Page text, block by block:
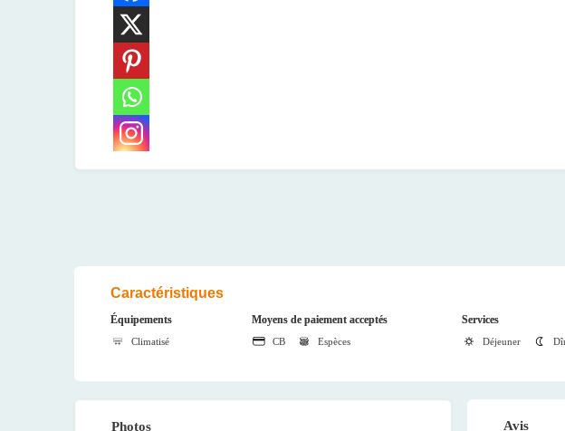
Caractéristiques
Équipements
Climatisé
Moyens de paiement acceptés
CB Espèces
Services
Déjeuner
Photos Avis